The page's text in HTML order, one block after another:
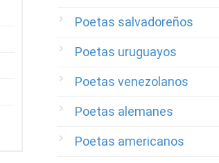
Poetas salvadoreños
Poetas uruguayos
Poetas venezolanos
Poetas alemanes
Poetas americanos